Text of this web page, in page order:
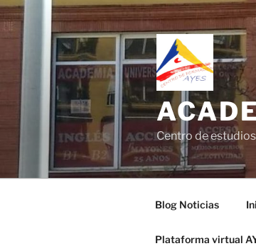
Saltar
al
contenido
Centro de
Blog Noticias
Plataforma virtual